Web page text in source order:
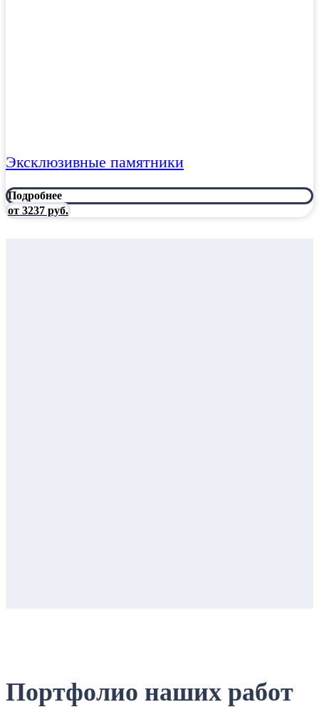
Эксклюзивные памятники
Подробнее
от 3237 руб.
Портфолио наших работ